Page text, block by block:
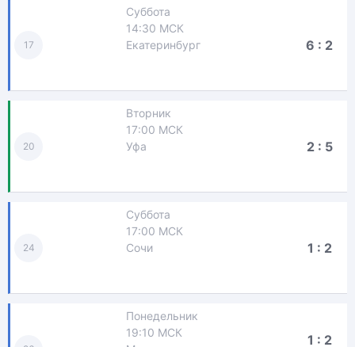
17
Суббота
14:30 МСК
Екатеринбург
6 : 2
20
Вторник
17:00 МСК
Уфа
2 : 5
24
Суббота
17:00 МСК
Сочи
1 : 2
Понедельник
19:10 МСК
1 : 2